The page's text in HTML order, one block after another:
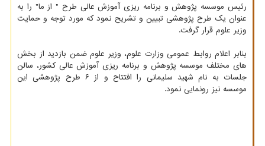
رئیس موسسه پژوهش و برنامه ریزی آموزش عالی طرح " از ما" را به
عنوان یک طرح پژوهشی تبیین و تشریح نمود که مورد توجه و حمایت
وزیر علوم قرار گرفت.
بنابر اعلام روابط عمومی وزارت علوم، وزیر علوم ضمن بازدید از بخش
های مختلف موسسه پژوهش و برنامه ریزی آموزش عالی کشور، سالن
جلسات به نام شهید سلیمانی را افتتاح و از ۶ طرح پژوهشی این
موسسه نیز رونمایی نمود.